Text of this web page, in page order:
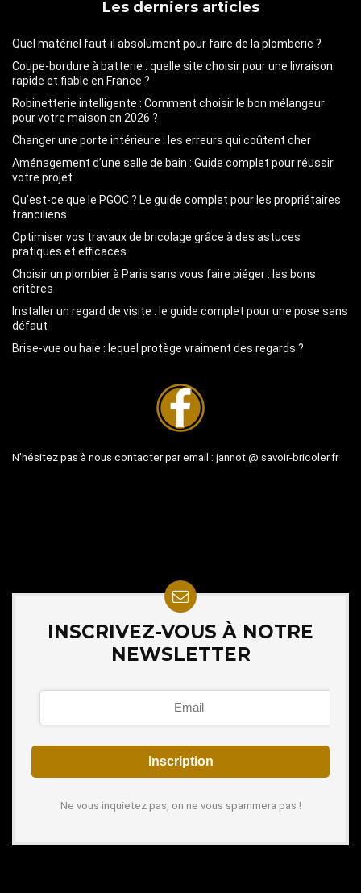
Les derniers articles
Quel matériel faut-il absolument pour faire de la plomberie ?
Coupe-bordure à batterie : quelle site choisir pour une livraison
rapide et fiable en France ?
Robinetterie intelligente : Comment choisir le bon mélangeur
pour votre maison en 2026 ?
Changer une porte intérieure : les erreurs qui coûtent cher
Aménagement d’une salle de bain : Guide complet pour réussir
votre projet
Qu’est-ce que le PGOC ? Le guide complet pour les propriétaires
franciliens
Optimiser vos travaux de bricolage grâce à des astuces
pratiques et efficaces
Choisir un plombier à Paris sans vous faire piéger : les bons
critères
Installer un regard de visite : le guide complet pour une pose sans
défaut
Brise-vue ou haie : lequel protège vraiment des regards ?
N’hésitez pas à nous contacter par email : jannot @ savoir-bricoler.fr
INSCRIVEZ-VOUS À NOTRE
NEWSLETTER
Ne vous inquietez pas, on ne vous spammera pas !